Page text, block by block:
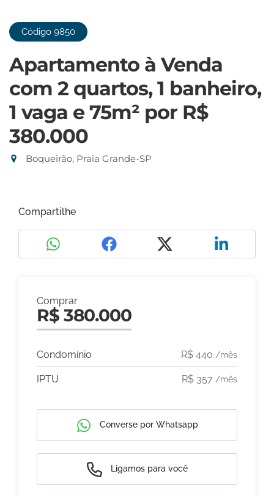
Código 9850
Apartamento à Venda
com 2 quartos, 1 banheiro,
1 vaga e 75m² por R$
380.000
Boqueirão, Praia Grande-SP
Compartilhe
Comprar
R$ 380.000
Condomínio R$ 440 /mês
IPTU R$ 357 /mês
Converse por Whatsapp
Ligamos para você